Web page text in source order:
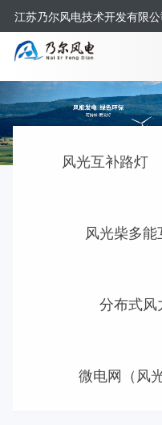
江苏乃尔风电技术开发有限公
风光互补路灯
风光柴多
分布式
微电网（风